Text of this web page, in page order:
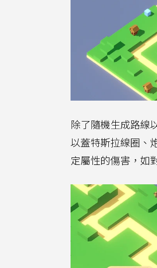
除了隨機生成路線
以蓋特斯拉線圈、
定屬性的傷害，如